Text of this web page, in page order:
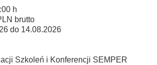
h
brutto
do 14.08.2026
Szkoleń i Konferencji SEMPER